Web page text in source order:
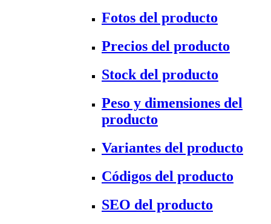
Fotos del producto
Precios del producto
Stock del producto
Peso y dimensiones del
producto
Variantes del producto
Códigos del producto
SEO del producto